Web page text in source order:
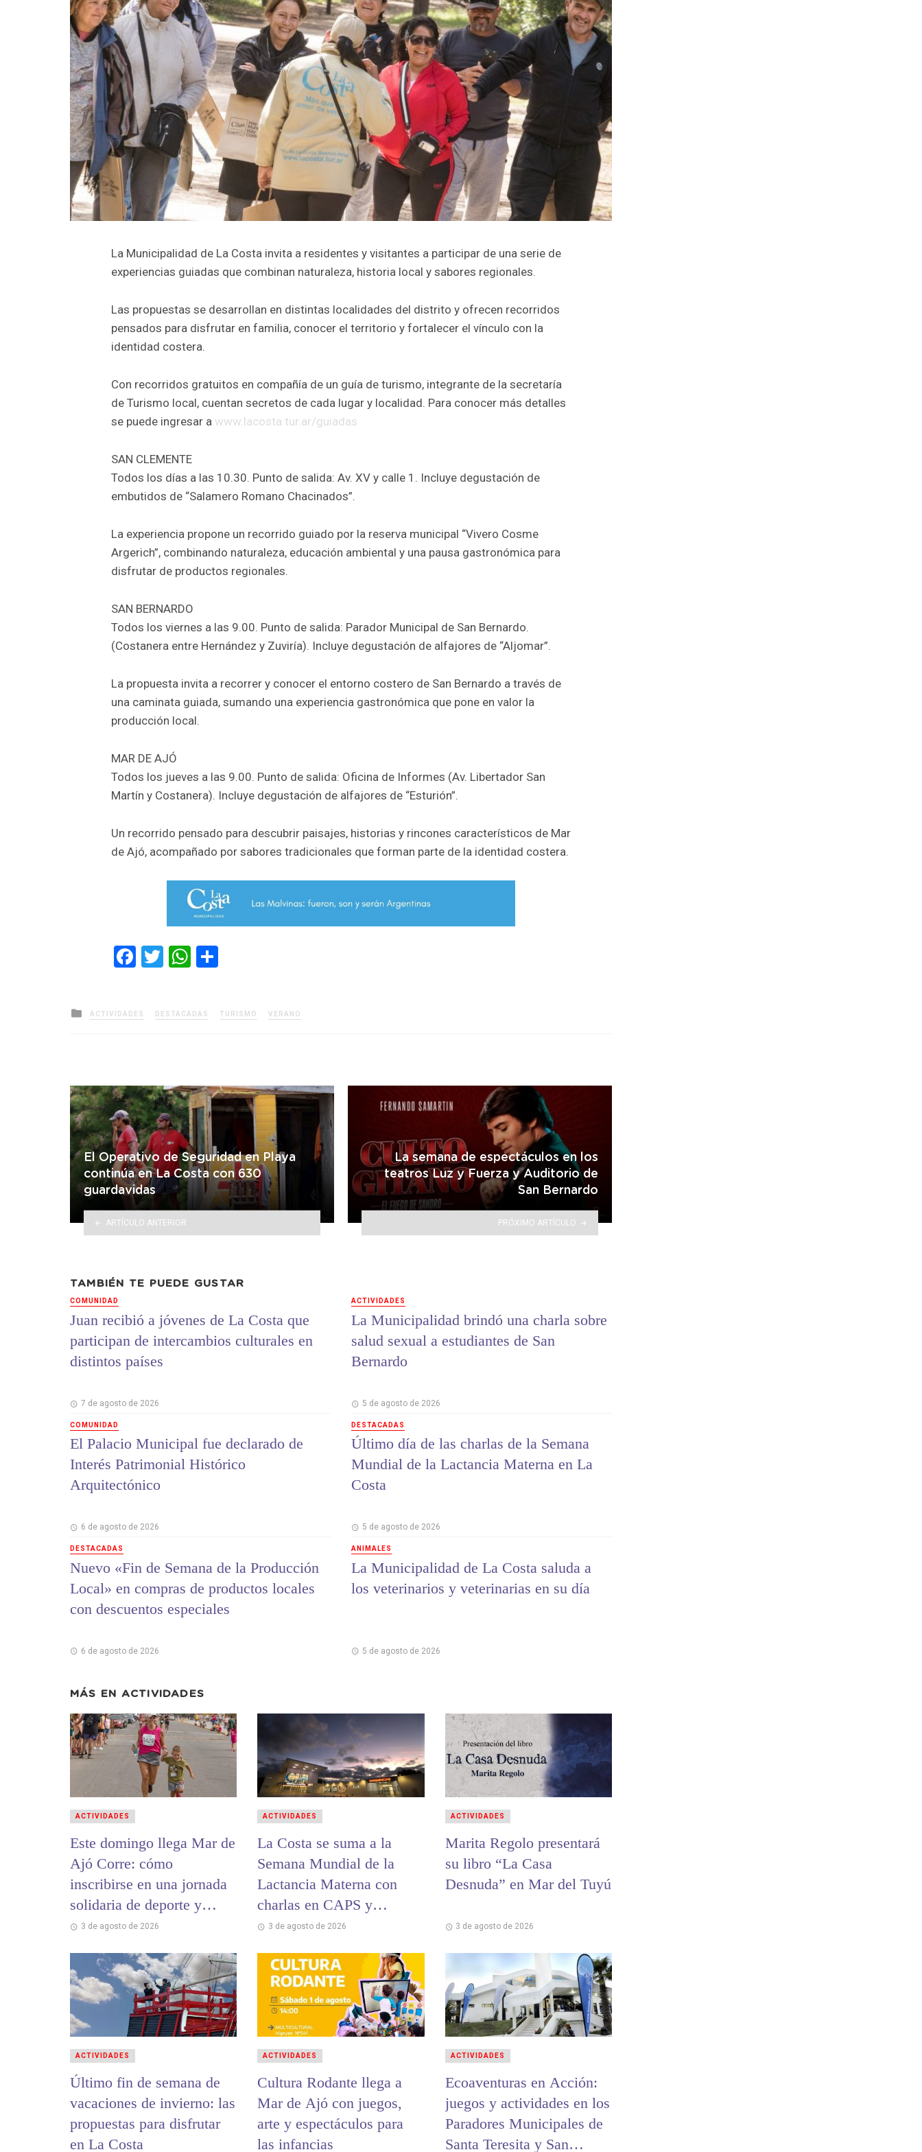
La Municipalidad de La Costa invita a residentes y visitantes a participar de una serie de
experiencias guiadas que combinan naturaleza, historia local y sabores regionales.
Las propuestas se desarrollan en distintas localidades del distrito y ofrecen recorridos
pensados para disfrutar en familia, conocer el territorio y fortalecer el vínculo con la
identidad costera.
Con recorridos gratuitos en compañía de un guía de turismo, integrante de la secretaría
de Turismo local, cuentan secretos de cada lugar y localidad. Para conocer más detalles
se puede ingresar a www.lacosta.tur.ar/guiadas
SAN CLEMENTE
Todos los días a las 10.30. Punto de salida: Av. XV y calle 1. Incluye degustación de
embutidos de “Salamero Romano Chacinados”.
La experiencia propone un recorrido guiado por la reserva municipal “Vivero Cosme
Argerich”, combinando naturaleza, educación ambiental y una pausa gastronómica para
disfrutar de productos regionales.
SAN BERNARDO
Todos los viernes a las 9.00. Punto de salida: Parador Municipal de San Bernardo.
(Costanera entre Hernández y Zuviría). Incluye degustación de alfajores de “Aljomar”.
La propuesta invita a recorrer y conocer el entorno costero de San Bernardo a través de
una caminata guiada, sumando una experiencia gastronómica que pone en valor la
producción local.
MAR DE AJÓ
Todos los jueves a las 9.00. Punto de salida: Oficina de Informes (Av. Libertador San
Martín y Costanera). Incluye degustación de alfajores de “Esturión”.
Un recorrido pensado para descubrir paisajes, historias y rincones característicos de Mar
de Ajó, acompañado por sabores tradicionales que forman parte de la identidad costera.
Facebook
TwitterWhatsApp
Posted
in
ACTIVIDADES DESTACADAS TURISMO VERANO
El Operativo de Seguridad en Playa
continúa en La Costa con 630
guardavidas
ARTÍCULO ANTERIOR
La semana de espectáculos en los
teatros Luz y Fuerza y Auditorio de
San Bernardo
PRÓXIMO ARTÍCULO
TAMBIÉN TE PUEDE GUSTAR
COMUNIDAD
Juan recibió a jóvenes de La Costa que
participan de intercambios culturales en
distintos países
7 de agosto de 2026
COMUNIDAD
El Palacio Municipal fue declarado de
Interés Patrimonial Histórico
Arquitectónico
6 de agosto de 2026
DESTACADAS
Nuevo «Fin de Semana de la Producción
Local» en compras de productos locales
con descuentos especiales
6 de agosto de 2026
ACTIVIDADES
La Municipalidad brindó una charla sobre
salud sexual a estudiantes de San
Bernardo
5 de agosto de 2026
DESTACADAS
Último día de las charlas de la Semana
Mundial de la Lactancia Materna en La
Costa
5 de agosto de 2026
ANIMALES
La Municipalidad de La Costa saluda a
los veterinarios y veterinarias en su día
5 de agosto de 2026
MÁS EN ACTIVIDADES
Este domingo llega Mar de
Ajó Corre: cómo
inscribirse en una jornada
solidaria de deporte y
encuentro
3 de agosto de 2026
ACTIVIDADES
La Costa se suma a la
Semana Mundial de la
Lactancia Materna con
charlas en CAPS y
hospitales
3 de agosto de 2026
ACTIVIDADES
Marita Regolo presentará
su libro “La Casa
Desnuda” en Mar del Tuyú
3 de agosto de 2026
ACTIVIDADES
Último fin de semana de
vacaciones de invierno: las
propuestas para disfrutar
en La Costa
ACTIVIDADES
Cultura Rodante llega a
Mar de Ajó con juegos,
arte y espectáculos para
las infancias
ACTIVIDADES
Ecoaventuras en Acción:
juegos y actividades en los
Paradores Municipales de
Santa Teresita y San
ACTIVIDADES